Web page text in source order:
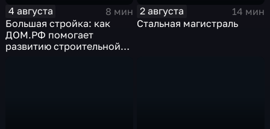
4 августа
8 мин
Большая стройка: как
ДОМ.РФ помогает
развитию строительной
2 августа
14 мин
Стальная магистраль